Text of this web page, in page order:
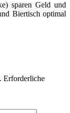
sparen Geld und
Biertisch optimal
Erforderliche